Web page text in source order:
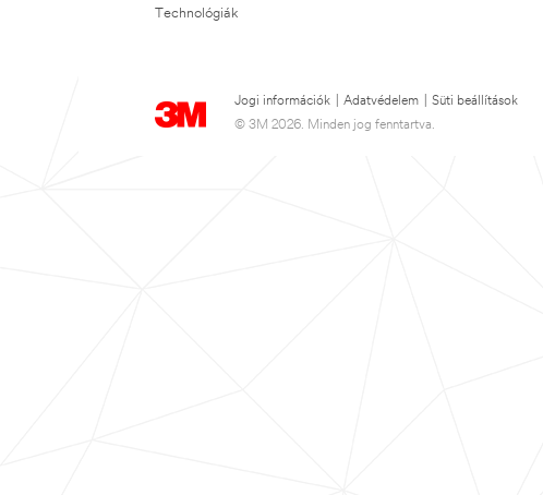
Technológiák
Jogi információk Adatvédelem
Süti beállítások
© 3M 2026. Minden jog fenntartva.